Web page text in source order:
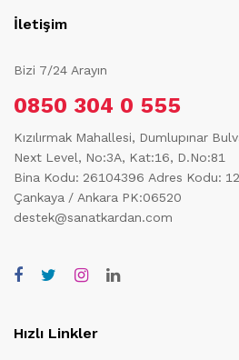
İletişim
Bizi 7/24 Arayın
0850 304 0 555
Kızılırmak Mahallesi, Dumlupınar
Next Level, No:3A, Kat:16, D.No:81
Bina Kodu: 26104396 Adres Kodu:
Çankaya / Ankara PK:06520
destek@sanatkardan.com
Hızlı Linkler